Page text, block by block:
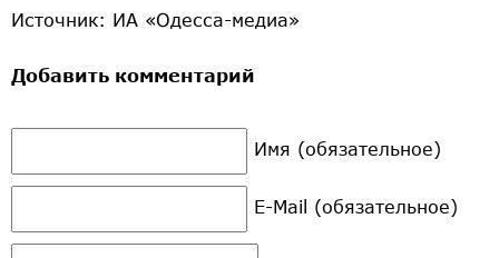
Источник: ИА «Одесса-медиа»
Добавить комментарий
Имя (обязательное)
E-Mail (обязательное)